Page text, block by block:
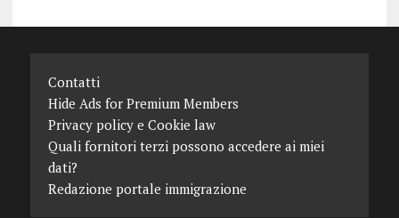
Contatti
Hide Ads for Premium Members
Privacy policy e Cookie law
Quali fornitori terzi possono accedere ai miei
dati?
Redazione portale immigrazione